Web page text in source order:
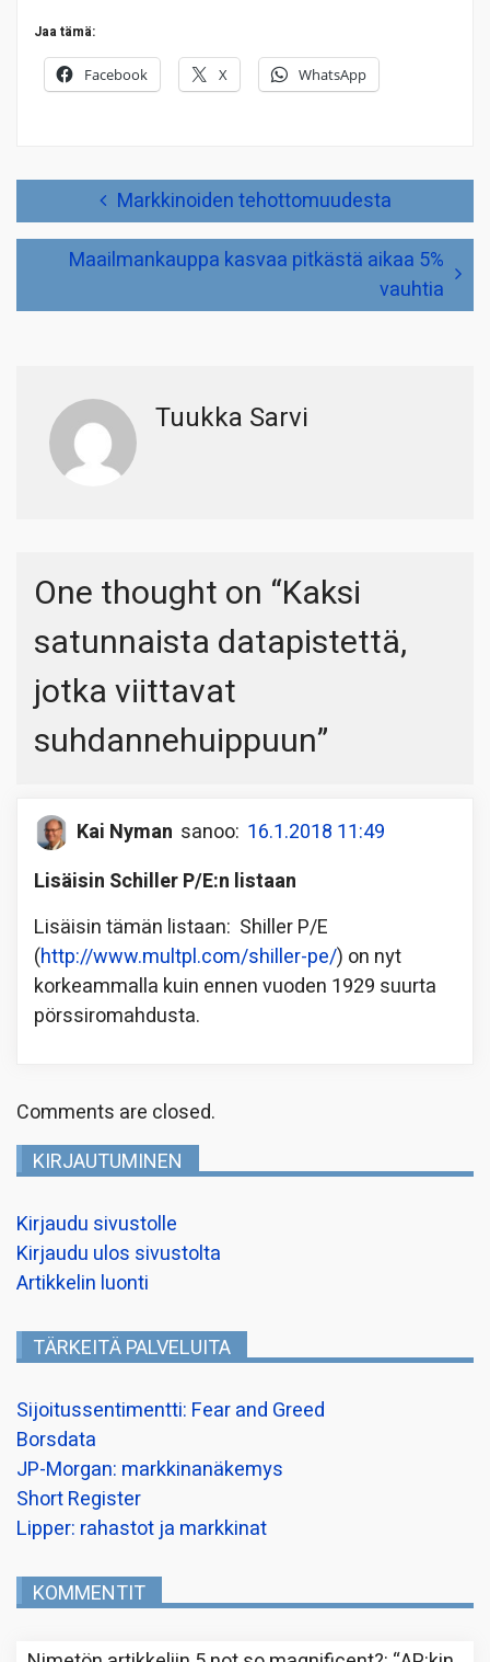
Jaa tämä:
Facebook X WhatsApp
Markkinoiden tehottomuudesta
Maailmankauppa kasvaa pitkästä aikaa 5%
vauhtia
Tuukka Sarvi
One thought on “Kaksi
satunnaista datapistettä,
jotka viittavat
suhdannehuippuun”
Kai Nyman sanoo: 16.1.2018 11:49
Lisäisin Schiller P/E:n listaan
Lisäisin tämän listaan: Shiller P/E
(http://www.multpl.com/shiller-pe/) on nyt
korkeammalla kuin ennen vuoden 1929 suurta
pörssiromahdusta.
Comments are closed.
KIRJAUTUMINEN
Kirjaudu sivustolle
Kirjaudu ulos sivustolta
Artikkelin luonti
TÄRKEITÄ PALVELUITA
Sijoitussentimentti: Fear and Greed
Borsdata
JP-Morgan: markkinanäkemys
Short Register
Lipper: rahastot ja markkinat
KOMMENTIT